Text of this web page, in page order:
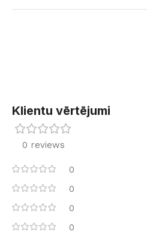
Klientu vērtējumi
0 reviews
0
0
0
0